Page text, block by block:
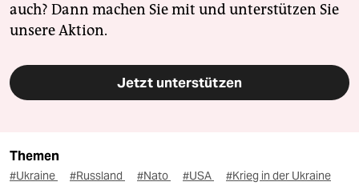
auch? Dann machen Sie mit und unterstützen Sie
unsere Aktion.
Jetzt unterstützen
Themen
#Ukraine #Russland #Nato #USA #Krieg in der Ukraine